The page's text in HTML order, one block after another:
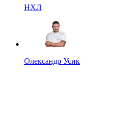
НХЛ
Олександр Усик